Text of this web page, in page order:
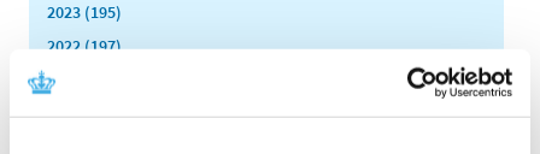
2023 (195)
2022 (197)
2021 (516)
2020 (263)